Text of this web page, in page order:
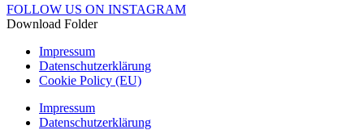
FOLLOW US ON INSTAGRAM
Download Folder
Impressum
Datenschutzerklärung
Cookie Policy (EU)
Impressum
Datenschutzerklärung